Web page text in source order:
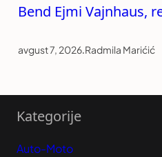
Bend Ejmi Vajnhaus,
avgust 7, 2026.Radmila Marićić
Kategorije
Auto-Moto